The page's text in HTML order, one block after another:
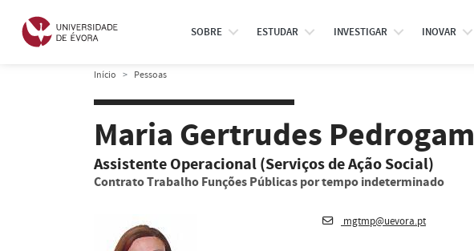
SOBRE ESTUDAR INVESTIGAR INOVAR
Início Pessoas
Maria Gertrudes Pedrogam
Assistente Operacional (Serviços de Ação Social)
Contrato Trabalho Funções Públicas por tempo indeterminado
mgtmp@uevora.pt